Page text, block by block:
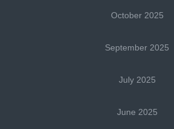
October 2025
September 2025
July 2025
June 2025